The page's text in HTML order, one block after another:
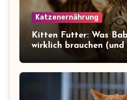
Katzenernährung
Kitten Futter: Was
wirklich brauchen (und